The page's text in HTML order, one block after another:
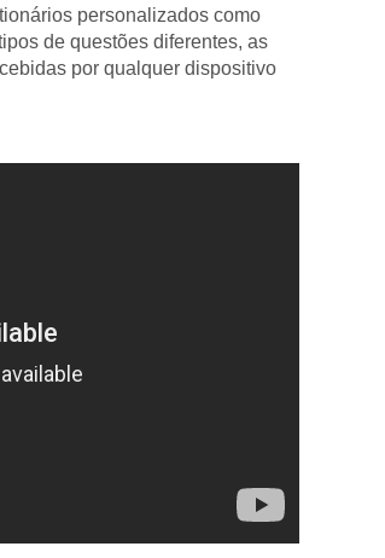
personalizados como
de questões diferentes, as
por qualquer dispositivo